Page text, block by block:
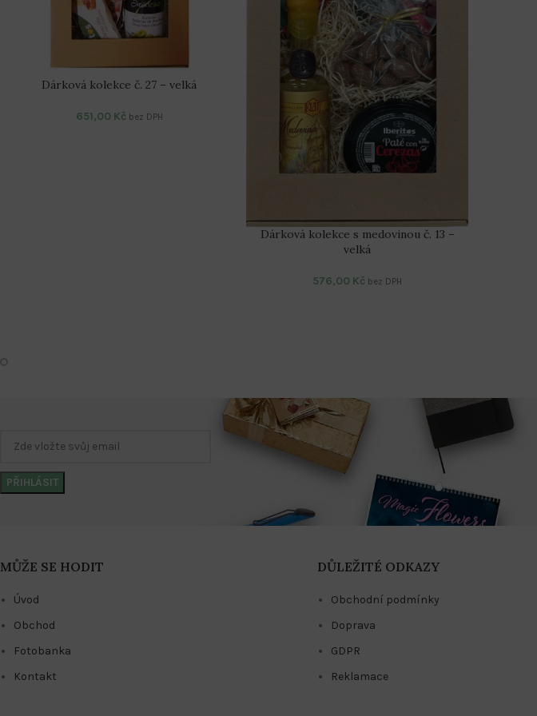
Dárková kolekce č. 27 – velká
651,00 Kč bez DPH
Dárková kolekce s medovinou č. 13 –
velká
576,00 Kč bez DPH
MŮŽE SE HODIT
Úvod
Obchod
Fotobanka
Kontakt
DŮLEŽITÉ ODKAZY
Obchodní podmínky
Doprava
GDPR
Reklamace